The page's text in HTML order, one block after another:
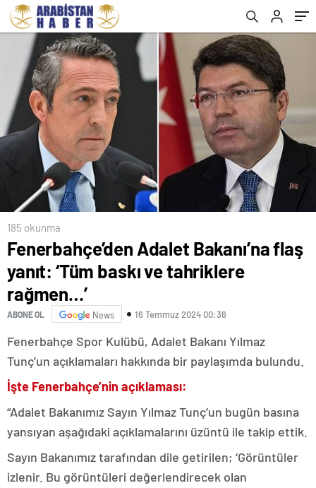
185 okunma
Fenerbahçe’den Adalet Bakanı’na flaş
yanıt: ‘Tüm baskı ve tahriklere
rağmen…’
ABONE OL News 16 Temmuz 2024 00:36
Fenerbahçe Spor Kulübü, Adalet Bakanı Yılmaz
Tunç’un açıklamaları hakkında bir paylaşımda bulundu.
İşte Fenerbahçe’nin açıklaması:
“Adalet Bakanımız Sayın Yılmaz Tunç’un bugün basına
yansıyan aşağıdaki açıklamalarını üzüntü ile takip ettik.
Sayın Bakanımız tarafından dile getirilen; ‘Görüntüler
izlenir. Bu görüntüleri değerlendirecek olan